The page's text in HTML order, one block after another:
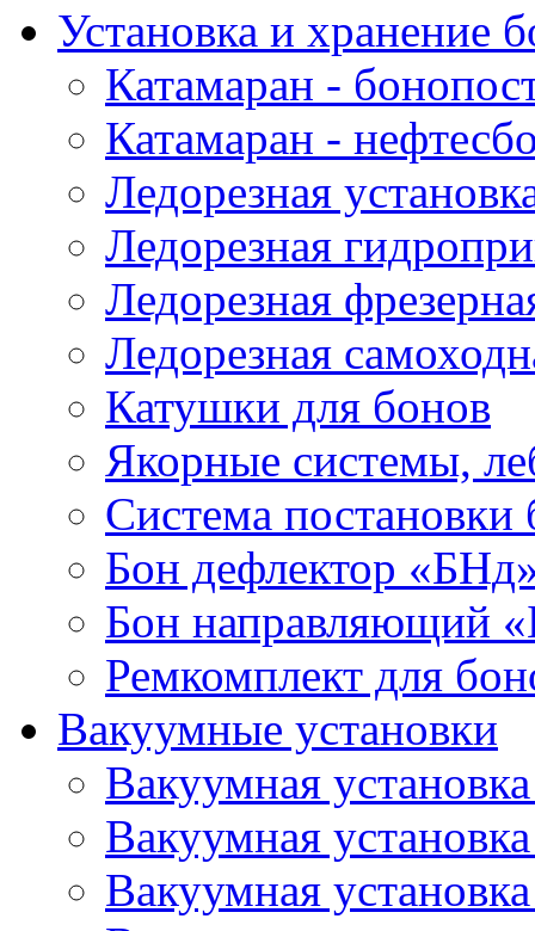
Установка и хранение
Катамаран -
Катамаран -
Ледорезная
Ледорезная
Ледорезная
Ледорезная
Катушки для бонов
Якорные системы,
Система
Бон дефлектор
Бон направляющий
Ремкомплект для
Вакуумные установки
Вакуумная
Вакуумная
Вакуумная